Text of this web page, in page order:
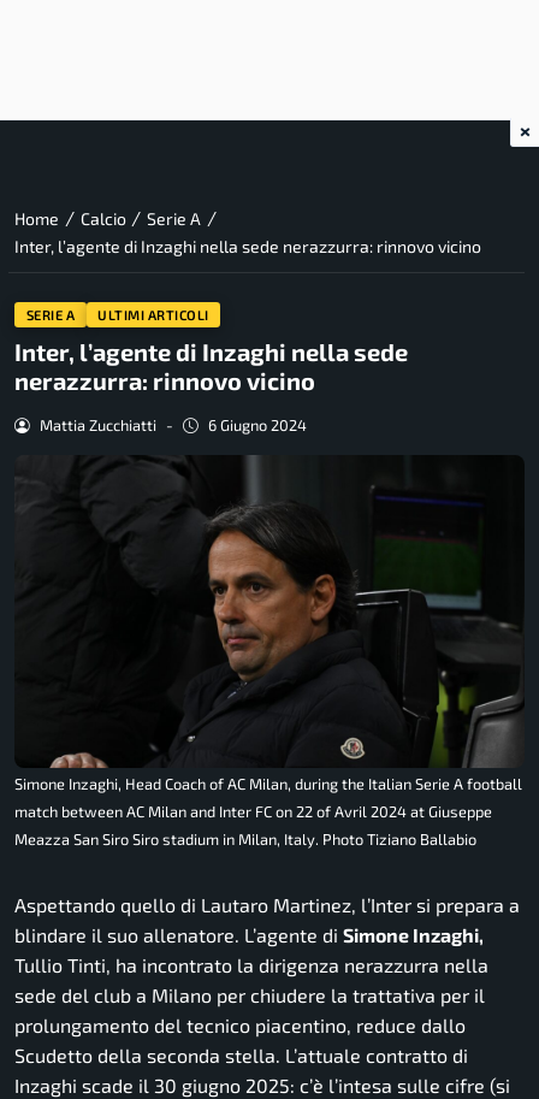
Home / Calcio / Serie A /
Inter, l’agente di Inzaghi nella sede nerazzurra: rinnovo vicino
SERIE A ULTIMI ARTICOLI
Inter, l’agente di Inzaghi nella sede
nerazzurra: rinnovo vicino
Mattia Zucchiatti - 6 Giugno 2024
Simone Inzaghi, Head Coach of AC Milan, during the Italian Serie A football
match between AC Milan and Inter FC on 22 of Avril 2024 at Giuseppe
Meazza San Siro Siro stadium in Milan, Italy. Photo Tiziano Ballabio
Aspettando quello di Lautaro Martinez, l’Inter si prepara a
blindare il suo allenatore. L’agente di Simone Inzaghi,
Tullio Tinti, ha incontrato la dirigenza nerazzurra nella
sede del club a Milano per chiudere la trattativa per il
prolungamento del tecnico piacentino, reduce dallo
Scudetto della seconda stella. L’attuale contratto di
Inzaghi scade il 30 giugno 2025: c’è l’intesa sulle cifre (si
×